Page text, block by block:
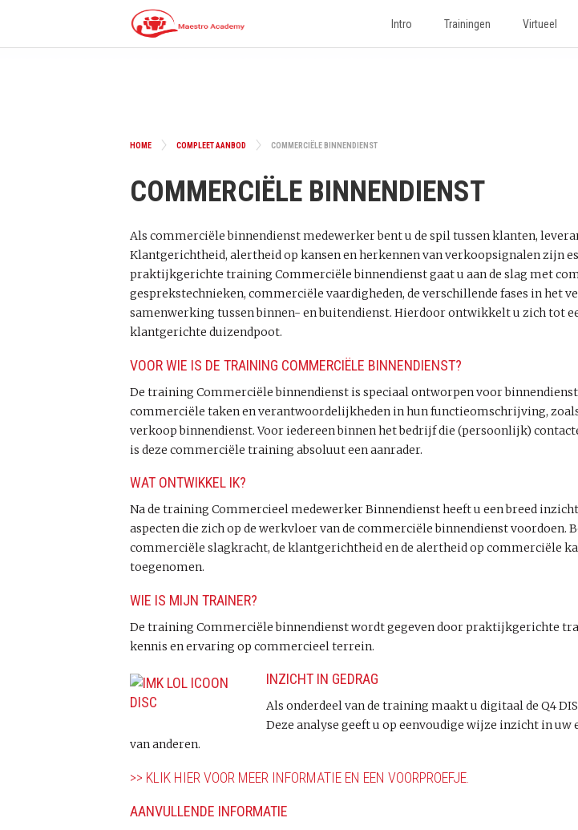
Intro Trainingen Virtueel
HOME COMPLEET AANBOD COMMERCIËLE BINNENDIENST
COMMERCIËLE BINNENDIENST
Als commerciële binnendienst medewerker bent u de spil tussen klanten,
Klantgerichtheid, alertheid op kansen en herkennen van verkoopsignalen zijn
praktijkgerichte training Commerciële binnendienst gaat u aan de slag met
gesprekstechnieken, commerciële vaardigheden, de verschillende fases in het
samenwerking tussen binnen- en buitendienst. Hierdoor ontwikkelt u zich tot
klantgerichte duizendpoot.
VOOR WIE IS DE TRAINING COMMERCIËLE BINNENDIENST?
De training Commerciële binnendienst is speciaal ontworpen voor
commerciële taken en verantwoordelijkheden in hun functieomschrijving,
verkoop binnendienst. Voor iedereen binnen het bedrijf die (persoonlijk)
is deze commerciële training absoluut een aanrader.
WAT ONTWIKKEL IK?
Na de training Commercieel medewerker Binnendienst heeft u een breed
aspecten die zich op de werkvloer van de commerciële binnendienst voordoen.
commerciële slagkracht, de klantgerichtheid en de alertheid op commerciële
toegenomen.
WIE IS MIJN TRAINER?
De training Commerciële binnendienst wordt gegeven door praktijkgerichte
kennis en ervaring op commercieel terrein.
INZICHT IN GEDRAG
Als onderdeel van de training maakt u digitaal de Q4
Deze analyse geeft u op eenvoudige wijze inzicht in uw
van anderen.
>> KLIK HIER VOOR MEER INFORMATIE EN EEN VOORPROEFJE.
AANVULLENDE INFORMATIE